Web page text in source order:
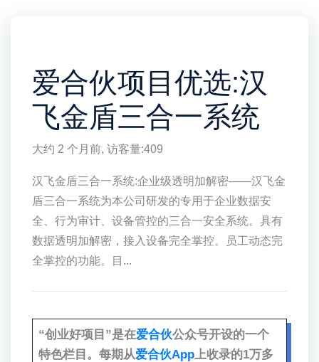
爱合伙项目优选:汉
飞金盾三合一系统
大约 2 个月前, 访客量:409
汉飞金盾三合一系统:企业级透明加解密——汉飞金
盾三合一系统为本公司研发的专用于企业数据安
全、行为审计、设备管控的三合一安全系统。具有
数据透明加解密，接入设备完全掌控。员工动态完
全掌控的功能。目...
“创业好项目”是在爱合伙公众号开设的一个
特色栏目。每期从爱合伙App上收录的1万多